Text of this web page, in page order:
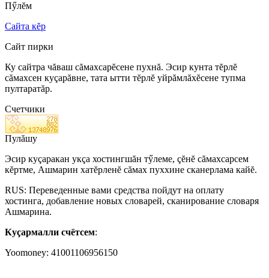
Пӳлĕм
Сайта кĕр
Сайт пирки
Ку сайтра чăваш сăмахсарĕсене пухнă. Эсир кунта тĕрлĕ
сăмахсен куçарăвне, тата ытти тĕрлĕ уйрăмлăхĕсене тупма
пултаратăр.
Счетчики
Пулăшу
Эсир куçаракан укçа хостингшăн тӳлеме, çĕнĕ сăмахсарсем
кĕртме, Ашмарин хатĕрленĕ сăмах пуххине сканерлама кайĕ.
RUS: Переведенные вами средства пойдут на оплату
хостинга, добавление новых словарей, сканирование словаря
Ашмарина.
Куçармалли счётсем:
Yoomoney: 41001106956150